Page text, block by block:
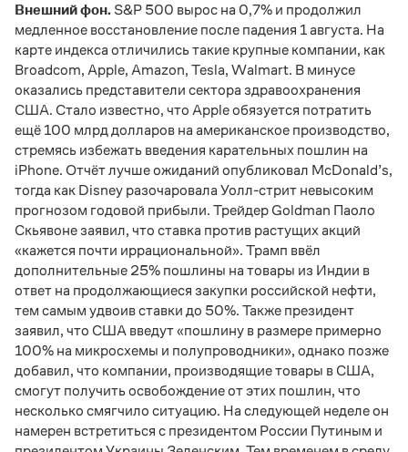
Внешний фон. S&P 500 вырос на 0,7% и продолжил
медленное восстановление после падения 1 августа. На
карте индекса отличились такие крупные компании, как
Broadcom, Apple, Amazon, Tesla, Walmart. В минусе
оказались представители сектора здравоохранения
США. Стало известно, что Apple обязуется потратить
ещё 100 млрд долларов на американское производство,
стремясь избежать введения карательных пошлин на
iPhone. Отчёт лучше ожиданий опубликовал McDonald’s,
тогда как Disney разочаровала Уолл-стрит невысоким
прогнозом годовой прибыли. Трейдер Goldman Паоло
Скьявоне заявил, что ставка против растущих акций
«кажется почти иррациональной». Трамп ввёл
дополнительные 25% пошлины на товары из Индии в
ответ на продолжающиеся закупки российской нефти,
тем самым удвоив ставки до 50%. Также президент
заявил, что США введут «пошлину в размере примерно
100% на микросхемы и полупроводники», однако позже
добавил, что компании, производящие товары в США,
смогут получить освобождение от этих пошлин, что
несколько смягчило ситуацию. На следующей неделе он
намерен встретиться с президентом России Путиным и